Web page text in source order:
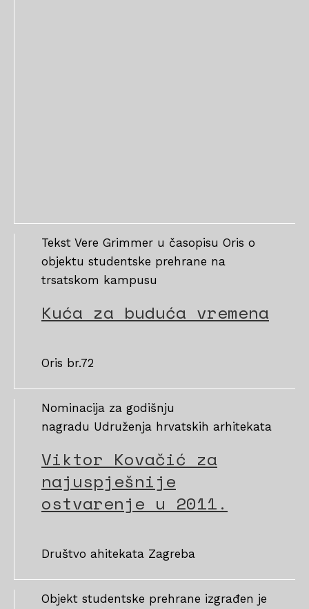
Tekst Vere Grimmer u časopisu Oris o
objektu studentske prehrane na
trsatskom kampusu
Kuća za buduća vremena
Oris br.72
Nominacija za godišnju
nagradu Udruženja hrvatskih arhitekata
Viktor Kovačić za
najuspješnije
ostvarenje u 2011.
Društvo ahitekata Zagreba
Objekt studentske prehrane izgrađen je